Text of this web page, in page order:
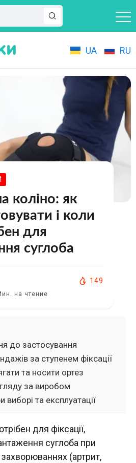
UA RU
коліно: як
і коли
для
суглоба
на чтение
149
до застосування
за ступенем фіксації
та носити ортез
за виробом
виборі та експлуатації
для фіксації,
суглоба при
(артрит,